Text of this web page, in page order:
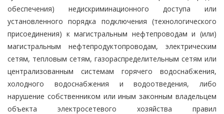
обеспечения) недискриминационного доступа или
установленного порядка подключения (технологического
присоединения) к магистральным нефтепроводам и (или)
магистральным нефтепродуктопроводам, электрическим
сетям, тепловым сетям, газораспределительным сетям или
централизованным системам горячего водоснабжения,
холодного водоснабжения и водоотведения, либо
нарушение собственником или иным законным владельцем
объекта электросетевого хозяйства правил